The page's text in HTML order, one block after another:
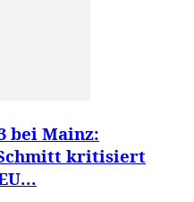
bei Mainz:
kritisiert